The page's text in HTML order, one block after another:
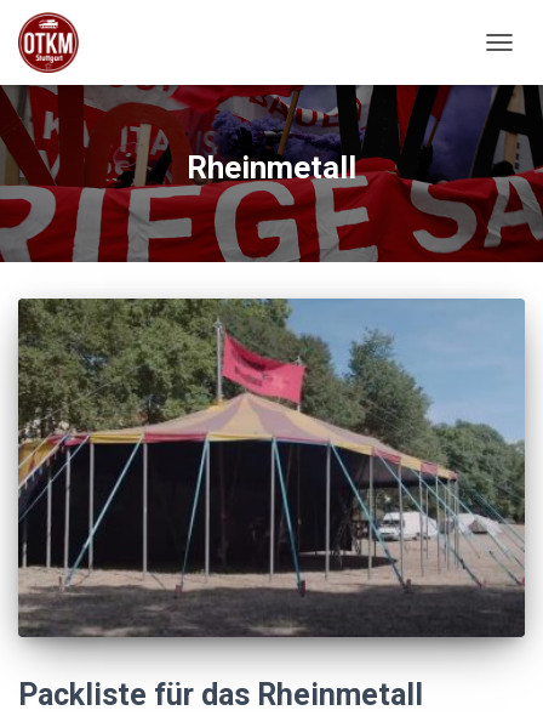
Rheinmetall
Packliste für das Rheinmetall